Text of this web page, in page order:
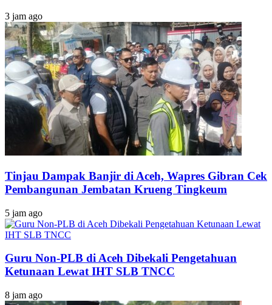
3 jam ago
Tinjau Dampak Banjir di Aceh, Wapres Gibran Cek
Pembangunan Jembatan Krueng Tingkeum
5 jam ago
Guru Non-PLB di Aceh Dibekali Pengetahuan
Ketunaan Lewat IHT SLB TNCC
8 jam ago